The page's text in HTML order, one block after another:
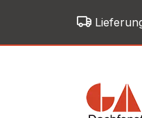
Zum Hauptinhalt springen